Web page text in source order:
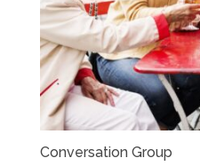
Conversation Group